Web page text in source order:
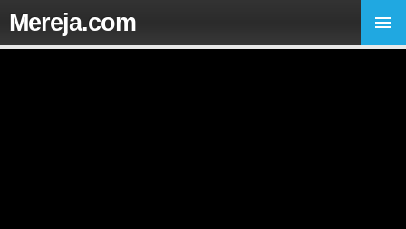
Mereja.com